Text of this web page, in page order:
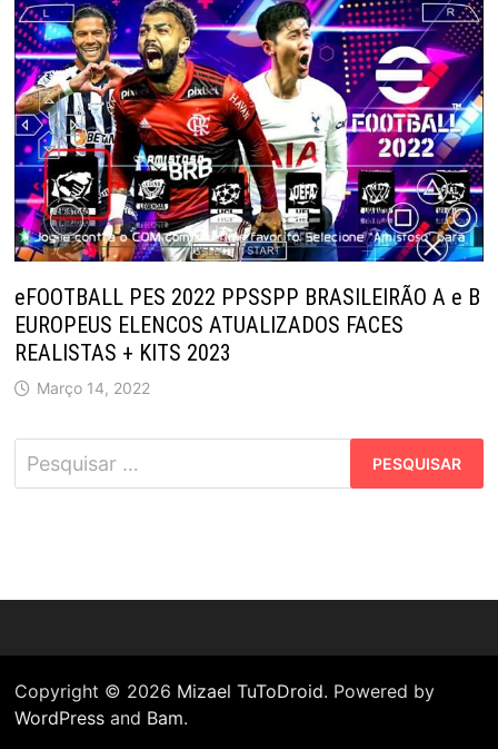
eFOOTBALL PES 2022 PPSSPP BRASILEIRÃO A e B
EUROPEUS ELENCOS ATUALIZADOS FACES
REALISTAS + KITS 2023
Março 14, 2022
Pesquisar
por:
Copyright © 2026 Mizael TuToDroid. Powered by
WordPressand Bam.